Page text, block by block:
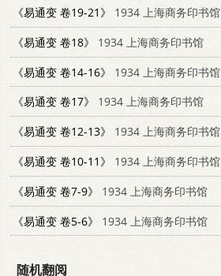
《易通变 卷19-21》
1934 上海商务印书馆
《易通变 卷18》
1934 上海商务印书馆
《易通变 卷14-16》
1934 上海商务印书馆
《易通变 卷17》
1934 上海商务印书馆
《易通变 卷12-13》
1934 上海商务印书馆
《易通变 卷10-11》
1934 上海商务印书馆
《易通变 卷7-9》
1934 上海商务印书馆
《易通变 卷5-6》
1934 上海商务印书馆
随机翻阅